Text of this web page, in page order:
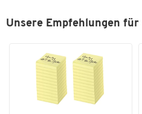
Unsere Empfehlungen für